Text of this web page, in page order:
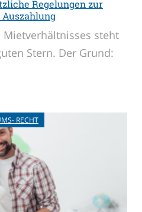
Regelungen zur
Mietverhältnisses steht
Stern. Der Grund:
RECHT